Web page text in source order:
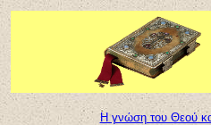
Η γνώση του Θεού